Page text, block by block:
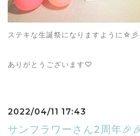
ステキな生誕祭になりますように☆彡
ありがとうございます♡
2022/04/11 17:43
サンフラワーさん2周年